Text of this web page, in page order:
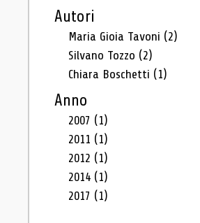
Autori
Maria Gioia Tavoni (2)
Silvano Tozzo (2)
Chiara Boschetti (1)
Anno
2007 (1)
2011 (1)
2012 (1)
2014 (1)
2017 (1)